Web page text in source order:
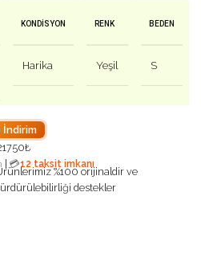
KONDISYON
Harika
RENK
Yeşil
BEDEN
S
İndirim
₺
💳12 taksit imkanı
%100 orijinaldir ve
destekler